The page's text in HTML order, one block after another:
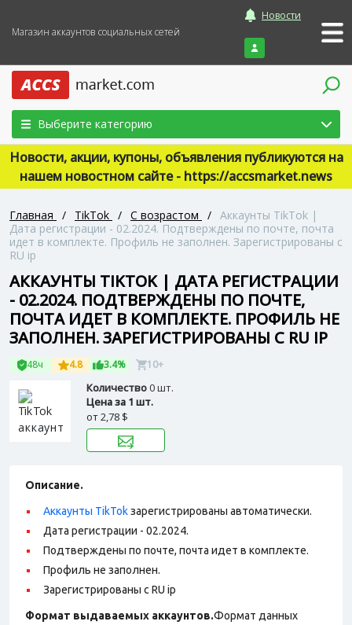
Магазин аккаунтов социальных сетей
Новости
Войти
Выберите категорию
Новости, акции, купоны, объявления публикуются на
нашем новостном сайте - https://accsmarket.news
Главная / TikTok / С возрастом / Аккаунты TikTok |
Дата регистрации - 02.2024. Подтверждены по почте, почта
идет в комплекте. Профиль не заполнен. Зарегистрированы с
RU ip
АККАУНТЫ TIKTOK | ДАТА РЕГИСТРАЦИИ
- 02.2024. ПОДТВЕРЖДЕНЫ ПО ПОЧТЕ,
ПОЧТА ИДЕТ В КОМПЛЕКТЕ. ПРОФИЛЬ НЕ
ЗАПОЛНЕН. ЗАРЕГИСТРИРОВАНЫ С RU IP
48ч 4.8 3.4% 10+
Количество0 шт.
Цена за 1 шт.
от2,78 $
Описание.
Аккаунты TikTokзарегистрированы автоматически.
Дата регистрации - 02.2024.
Подтверждены по почте, почта идет в комплекте.
Профиль не заполнен.
Зарегистрированы с RU ip
Формат выдаваемых аккаунтов.Формат данных